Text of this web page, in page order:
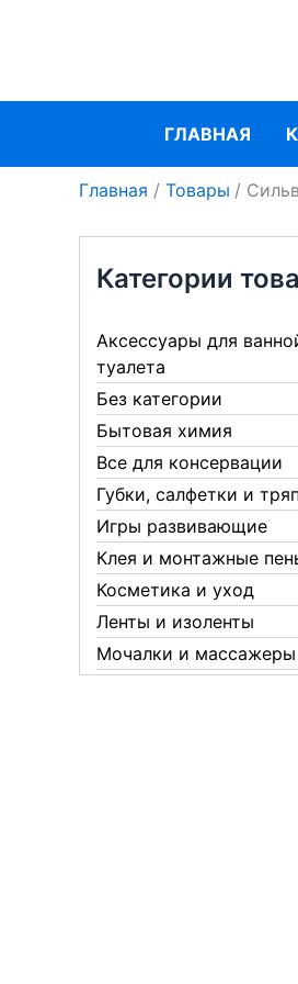
ГЛАВНАЯ
Главная Товары
Категории
Аксессуары для
туалета
Без категории
Бытовая химия
Все для консервации
Губки, салфетки и
Игры развивающие
Клея и монтажные
Косметика и уход
Ленты и изоленты
Мочалки и массажеры